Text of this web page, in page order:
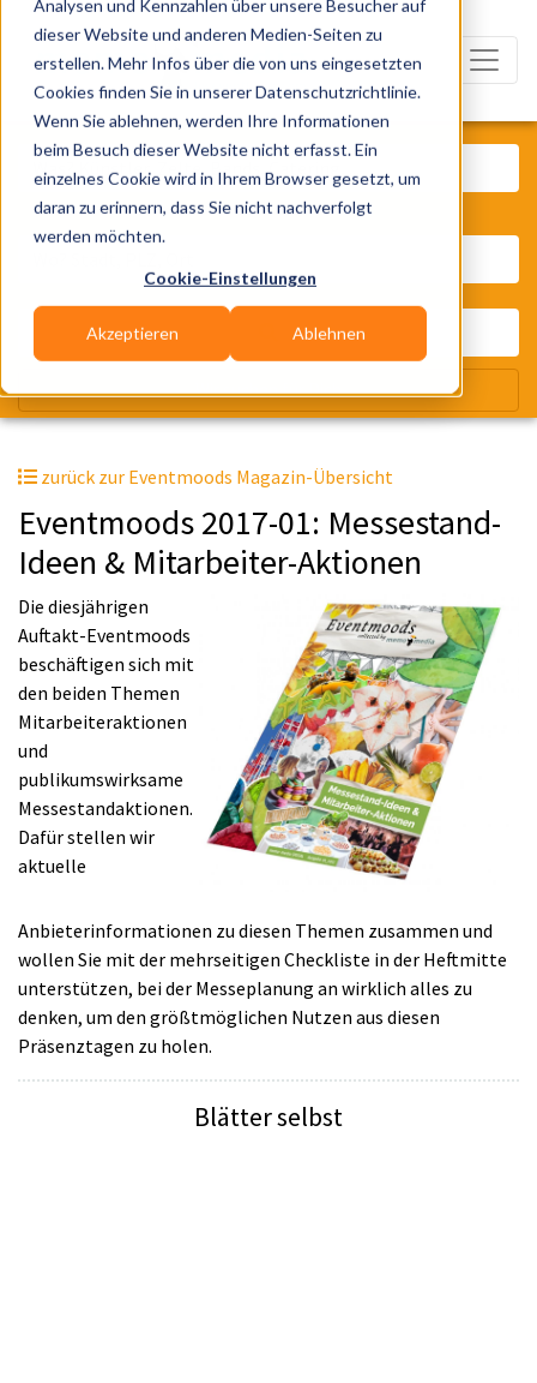
Analysen und Kennzahlen über unsere Besucher auf
dieser Website und anderen Medien-Seiten zu
erstellen. Mehr Infos über die von uns eingesetzten
Cookies finden Sie in unserer Datenschutzrichtlinie.
Wenn Sie ablehnen, werden Ihre Informationen
beim Besuch dieser Website nicht erfasst. Ein
einzelnes Cookie wird in Ihrem Browser gesetzt, um
daran zu erinnern, dass Sie nicht nachverfolgt
werden möchten.
Cookie-Einstellungen
Akzeptieren Ablehnen
zurück zur Eventmoods Magazin-Übersicht
Eventmoods 2017-01: Messestand-
Ideen & Mitarbeiter-Aktionen
Die diesjährigen
Auftakt-Eventmoods
beschäftigen sich mit
den beiden Themen
Mitarbeiteraktionen
und
publikumswirksame
Messestandaktionen.
Dafür stellen wir
aktuelle
Anbieterinformationen zu diesen Themen zusammen und
wollen Sie mit der mehrseitigen Checkliste in der Heftmitte
unterstützen, bei der Messeplanung an wirklich alles zu
denken, um den größtmöglichen Nutzen aus diesen
Präsenztagen zu holen.
Blätter selbst
Was? Künstler, Zelte, Bands,
Wir suchen für Dich